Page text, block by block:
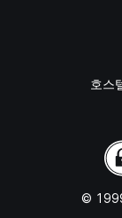
호스
©